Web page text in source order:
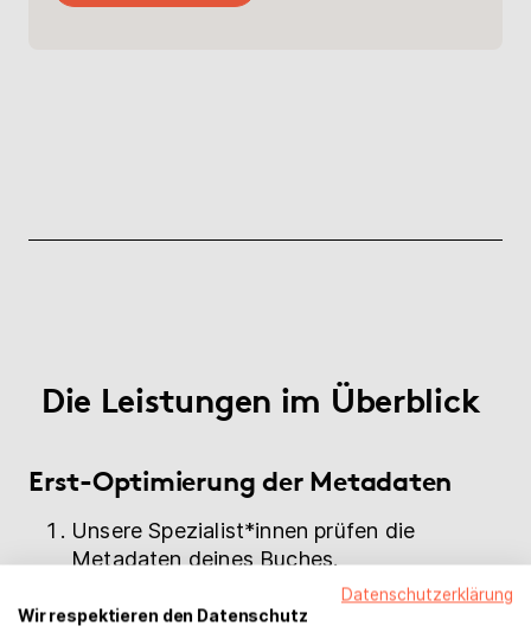
Die Leistungen im Überblick
Erst-Optimierung der Metadaten
Unsere Spezialist*innen prüfen die
Metadaten deines Buches.
Es werden passende thema Kategorien
und Qualifier gewählt.
Datenschutzerklärung
Wir respektieren den Datenschutz